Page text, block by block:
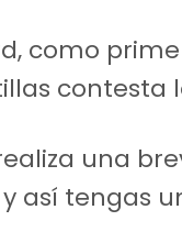
como
contesta
una
así tengas